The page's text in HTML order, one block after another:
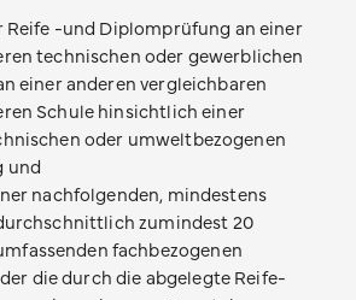
Reife -und Diplomprüfung an einer
technischen oder gewerblichen
einer anderen vergleichbaren
Schule hinsichtlich einer
oder umweltbezogenen
und
nachfolgenden, mindestens
zumindest 20
fachbezogenen
die durch die abgelegte Reife-